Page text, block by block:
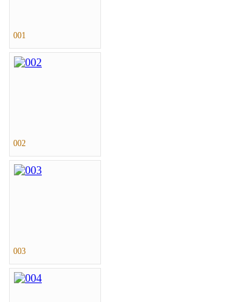
001
002
003